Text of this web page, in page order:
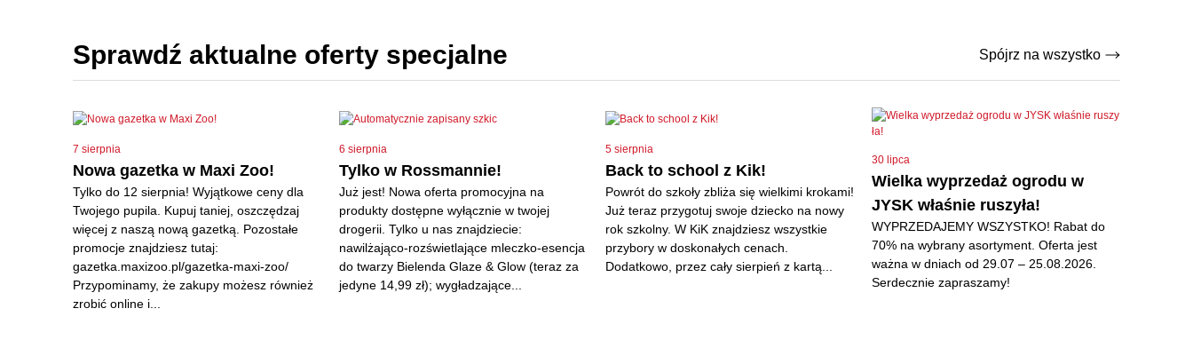
Sprawdź aktualne oferty specjalne Spójrz na wszystko
7 sierpnia
Nowa gazetka w Maxi Zoo!
Tylko do 12 sierpnia! Wyjątkowe ceny dla
Twojego pupila. Kupuj taniej, oszczędzaj
więcej z naszą nową gazetką. Pozostałe
promocje znajdziesz tutaj:
gazetka.maxizoo.pl/gazetka-maxi-zoo/
Przypominamy, że zakupy możesz również
zrobić online i...
6 sierpnia
Tylko w Rossmannie!
Już jest! Nowa oferta promocyjna na
produkty dostępne wyłącznie w twojej
drogerii. Tylko u nas znajdziecie:
nawilżająco-rozświetlające mleczko-esencja
do twarzy Bielenda Glaze & Glow (teraz za
jedyne 14,99 zł); wygładzające...
5 sierpnia
Back to school z Kik!
Powrót do szkoły zbliża się wielkimi krokami!
Już teraz przygotuj swoje dziecko na nowy
rok szkolny. W KiK znajdziesz wszystkie
przybory w doskonałych cenach.
Dodatkowo, przez cały sierpień z kartą...
30 lipca
Wielka wyprzedaż ogrodu w
JYSK właśnie ruszyła!
WYPRZEDAJEMY WSZYSTKO! Rabat do
70% na wybrany asortyment. Oferta jest
ważna w dniach od 29.07 – 25.08.2026.
Serdecznie zapraszamy!